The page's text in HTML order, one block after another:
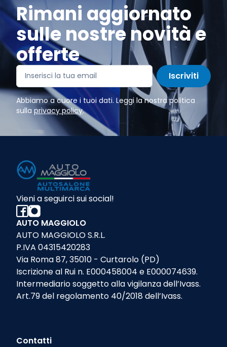
Rimani aggiornato
sulle nostre novità e
offerte
Iscriviti
Abbiamo a cuore i tuoi dati. Leggi la nostra politica
sulla privacy policy.
Vieni a seguirci sui social!
AUTO MAGGIOLO
AUTO MAGGIOLO S.R.L.
P.IVA 04315420283
Via Roma 87, 35010 - Curtarolo (PD)
Iscrizione al Rui n. E000458004 e E000074639.
Intermediario soggetto alla vigilanza dell’Ivass.
Art.79 del regolamento 40/2018 dell’Ivass.
Contatti